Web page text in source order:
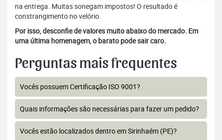
na entrega. Muitas sonegam impostos! O resultado é
constrangimento no velório.
Por isso, desconfie de valores muito abaixo do mercado. Em
uma última homenagem, o barato pode sair caro.
Perguntas mais frequentes
Vocês possuem Certificação ISO 9001?
Quais informações são necessárias para fazer um pedido?
Vocês estão localizados dentro em Sirinhaém (PE)?